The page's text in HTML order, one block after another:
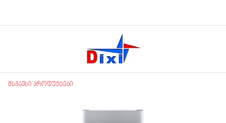
მსგავსი პროდუქტები